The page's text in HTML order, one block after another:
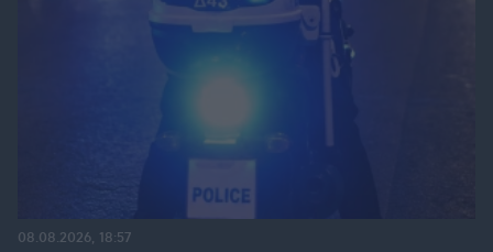
08.08.2026, 18:57